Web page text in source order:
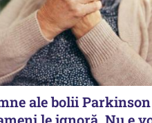
ale bolii
le ignoră. Nu e